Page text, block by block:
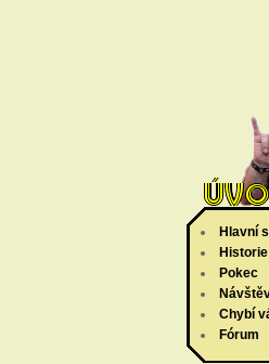
Hlavní
Pokec
Chybí
Fórum